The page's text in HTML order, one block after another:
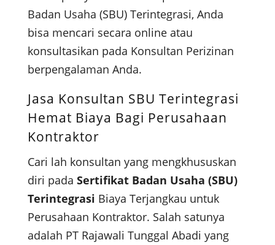
Badan Usaha (SBU) Terintegrasi, Anda
bisa mencari secara online atau
konsultasikan pada Konsultan Perizinan
berpengalaman Anda.
Jasa Konsultan SBU Terintegrasi
Hemat Biaya Bagi Perusahaan
Kontraktor
Cari lah konsultan yang mengkhususkan
diri pada Sertifikat Badan Usaha (SBU)
Terintegrasi Biaya Terjangkau untuk
Perusahaan Kontraktor. Salah satunya
adalah PT Rajawali Tunggal Abadi yang